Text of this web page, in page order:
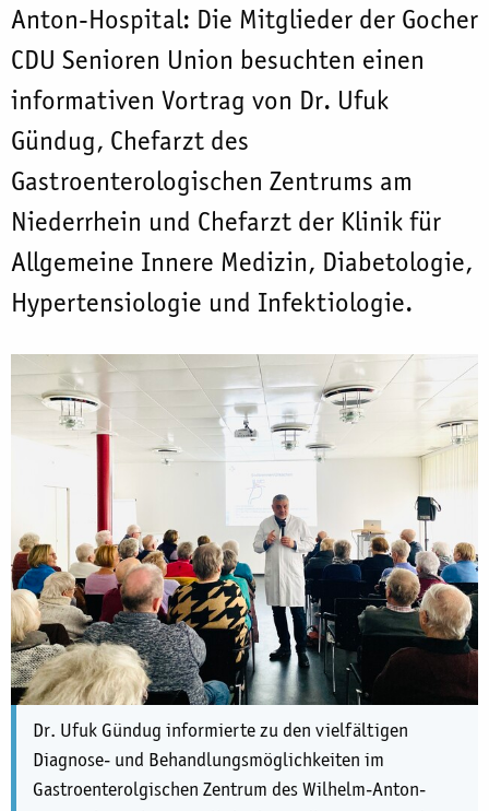
Anton-Hospital: Die Mitglieder der Gocher
CDU Senioren Union besuchten einen
informativen Vortrag von Dr. Ufuk
Gündug, Chefarzt des
Gastroenterologischen Zentrums am
Niederrhein und Chefarzt der Klinik für
Allgemeine Innere Medizin, Diabetologie,
Hypertensiologie und Infektiologie.
Dr. Ufuk Gündug informierte zu den vielfältigen
Diagnose- und Behandlungsmöglichkeiten im
Gastroenterolgischen Zentrum des Wilhelm-Anton-